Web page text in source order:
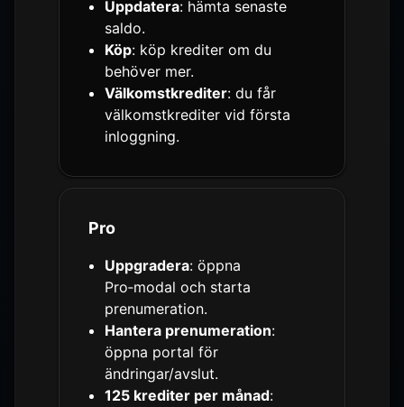
Uppdatera: hämta senaste
saldo.
Köp: köp krediter om du
behöver mer.
Välkomstkrediter: du får
välkomstkrediter vid första
inloggning.
Pro
Uppgradera: öppna
Pro‑modal och starta
prenumeration.
Hantera prenumeration:
öppna portal för
ändringar/avslut.
125 krediter per månad: